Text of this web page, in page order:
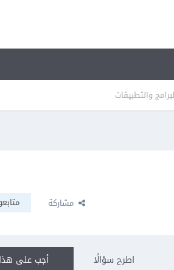
والتطبيقات
مشاركة
أجب على اطرح سؤالًا